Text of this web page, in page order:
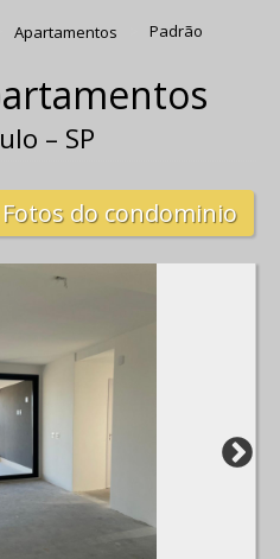
Apartamentos Padrão
– SP
Fotos do condominio